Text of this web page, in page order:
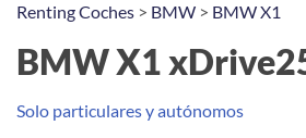
Renting Coches > BMW > BMW X1
BMW X1
Solo particulares y autónomos